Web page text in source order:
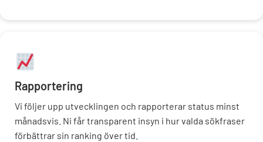
Rapportering
Vi följer upp utvecklingen och rapporterar status minst
månadsvis. Ni får transparent insyn i hur valda sökfraser
förbättrar sin ranking över tid.